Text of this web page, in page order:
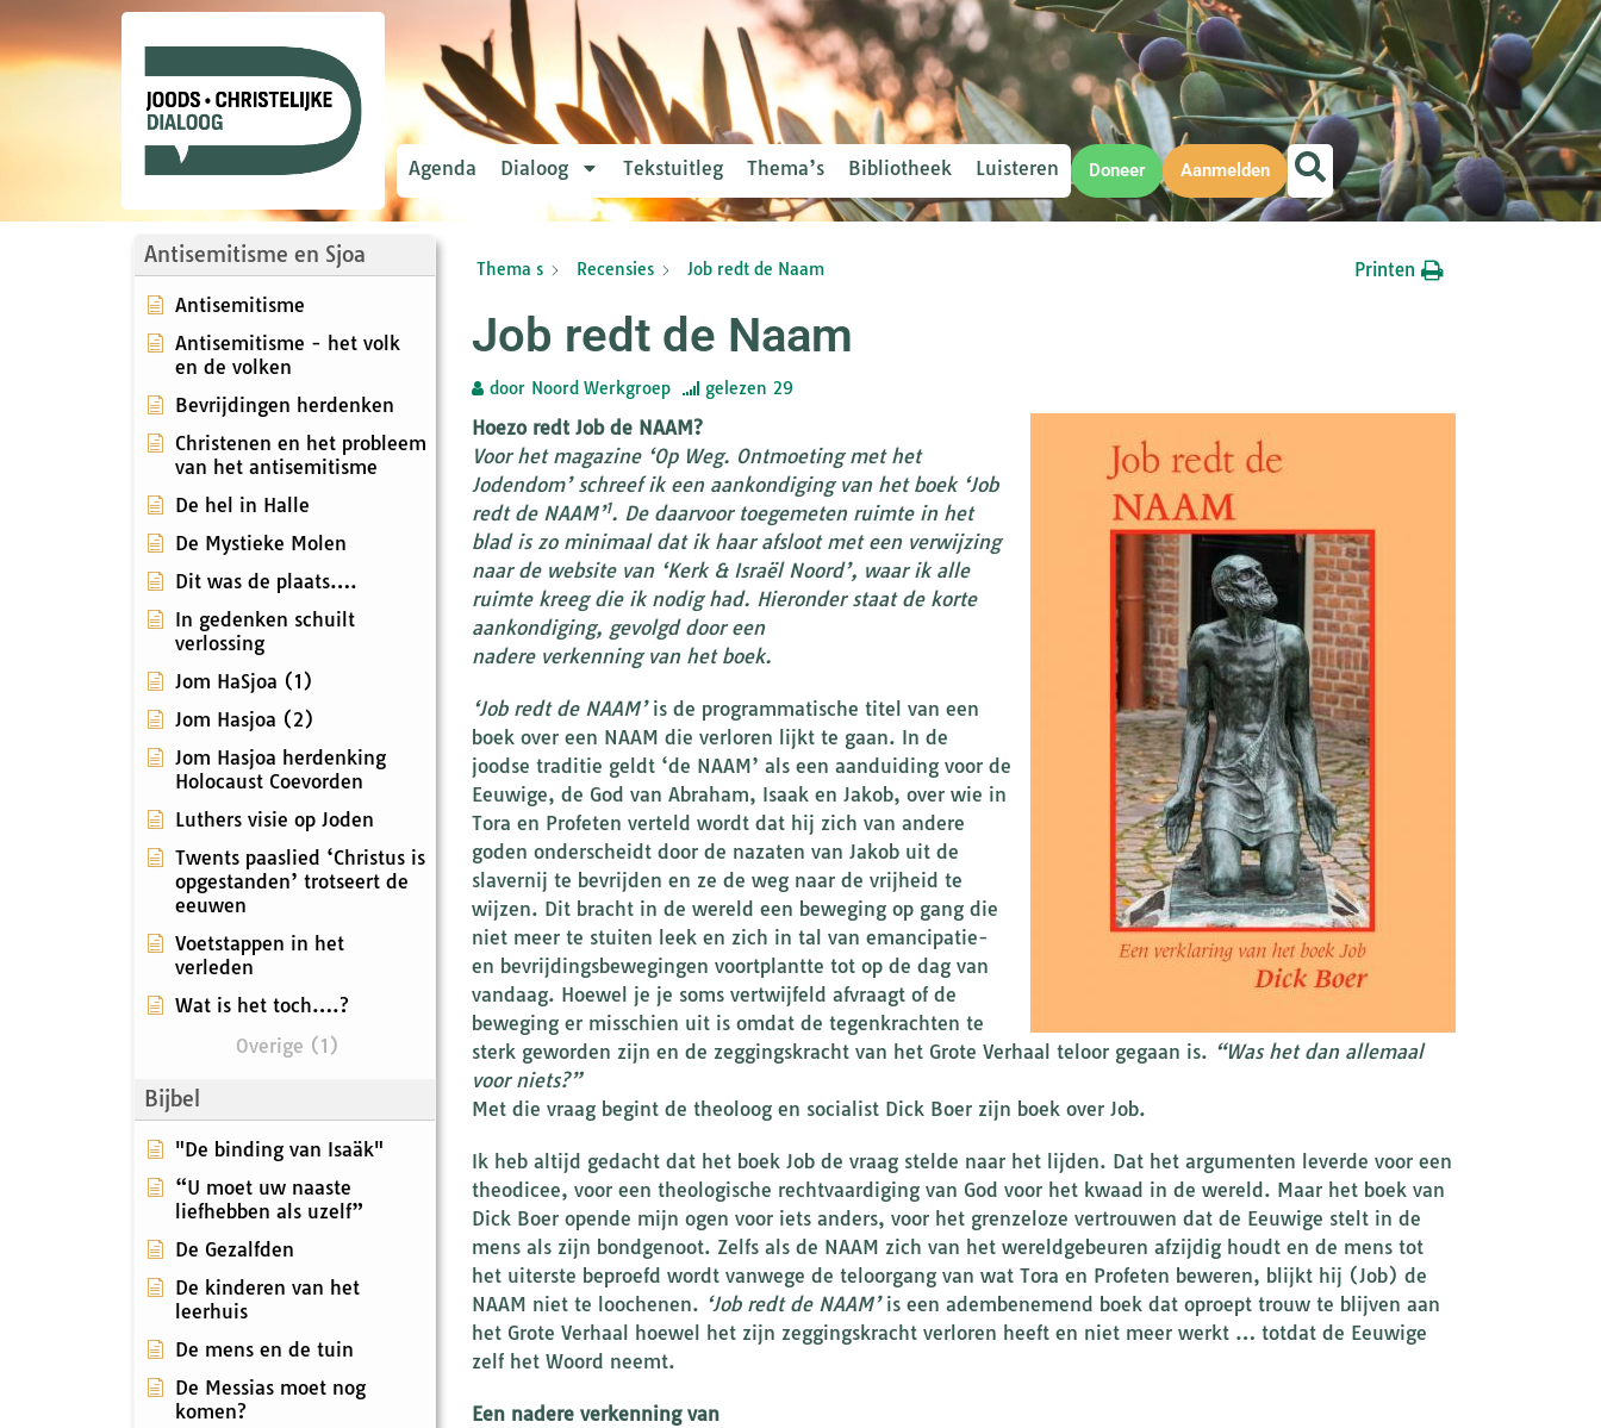
Agenda Dialoog Tekstuitleg Thema’s Bibliotheek Luisteren Doneer Aanmelden
Antisemitisme en Sjoa
Antisemitisme
Antisemitisme - het volk
en de volken
Bevrijdingen herdenken
Christenen en het probleem
van het antisemitisme
De hel in Halle
De Mystieke Molen
Dit was de plaats….
In gedenken schuilt
verlossing
Jom HaSjoa (1)
Jom Hasjoa (2)
Jom Hasjoa herdenking
Holocaust Coevorden
Luthers visie op Joden
Twents paaslied ‘Christus is
opgestanden’ trotseert de
eeuwen
Voetstappen in het
verleden
Wat is het toch….?
Overige (1)
Bijbel
"De binding van Isaäk"
“U moet uw naaste
liefhebben als uzelf”
De Gezalfden
De kinderen van het
leerhuis
De mens en de tuin
De Messias moet nog
komen?
Thema s Recensies Job redt de Naam Printen
Job redt de Naam
door Noord Werkgroep gelezen 29
Hoezo redt Job de NAAM?
Voor het magazine ‘Op Weg. Ontmoeting met het
Jodendom’ schreef ik een aankondiging van het boek ‘Job
redt de NAAM’1. De daarvoor toegemeten ruimte in het
blad is zo minimaal dat ik haar afsloot met een verwijzing
naar de website van ‘Kerk & Israël Noord’, waar ik alle
ruimte kreeg die ik nodig had. Hieronder staat de korte
aankondiging, gevolgd door een
nadere verkenning van het boek.
‘Job redt de NAAM’is de programmatische titel van een
boek over een NAAM die verloren lijkt te gaan. In de
joodse traditie geldt ‘de NAAM’ als een aanduiding voor de
Eeuwige, de God van Abraham, Isaak en Jakob, over wie in
Tora en Profeten verteld wordt dat hij zich van andere
goden onderscheidt door de nazaten van Jakob uit de
slavernij te bevrijden en ze de weg naar de vrijheid te
wijzen. Dit bracht in de wereld een beweging op gang die
niet meer te stuiten leek en zich in tal van emancipatie-
en bevrijdingsbewegingen voortplantte tot op de dag van
vandaag. Hoewel je je soms vertwijfeld afvraagt of de
beweging er misschien uit is omdat de tegenkrachten te
sterk geworden zijn en de zeggingskracht van het Grote Verhaal teloor gegaan is. “Was het dan allemaal
voor niets?”
Met die vraag begint de theoloog en socialist Dick Boer zijn boek over Job.
Ik heb altijd gedacht dat het boek Job de vraag stelde naar het lijden. Dat het argumenten leverde voor een
theodicee, voor een theologische rechtvaardiging van God voor het kwaad in de wereld. Maar het boek van
Dick Boer opende mijn ogen voor iets anders, voor het grenzeloze vertrouwen dat de Eeuwige stelt in de
mens als zijn bondgenoot. Zelfs als de NAAM zich van het wereldgebeuren afzijdig houdt en de mens tot
het uiterste beproefd wordt vanwege de teloorgang van wat Tora en Profeten beweren, blijkt hij (Job) de
NAAM niet te loochenen. ‘Job redt de NAAM’is een adembenemend boek dat oproept trouw te blijven aan
het Grote Verhaal hoewel het zijn zeggingskracht verloren heeft en niet meer werkt … totdat de Eeuwige
zelf het Woord neemt.
Een nadere verkenning van